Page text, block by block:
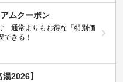
ムクーポン
通常よりもお得な「特別価
できる！
2026】